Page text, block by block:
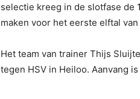
selectie kreeg in de slotfase de
maken voor het eerste elftal
Het team van trainer Thijs
tegen HSV in Heiloo. Aanvang